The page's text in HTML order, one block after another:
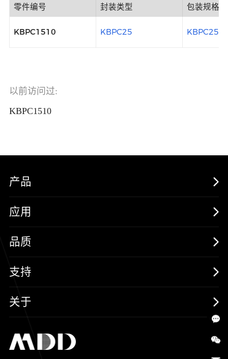
零件编号 封装类型 包装规格
KBPC1510 KBPC25 KBPC25
以前访问过:
KBPC1510
产品
MOSFETs
保护器件
三极管
SiC
IC
应用
消费电子
汽车电子
新能源
智能家居
品质
可靠性实验室
质量与环境
其他信息(PCN)
支持
样品与支持
关于